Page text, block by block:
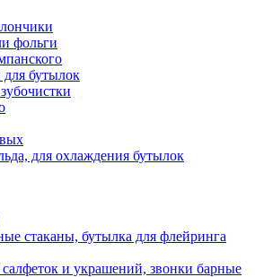
фольги
бутылок
для охлаждения бутылок
стаканы, бутылка для флейринга
и украшений, звонки барные